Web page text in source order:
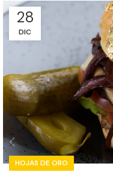
28
DIC
HOJAS DE ORO